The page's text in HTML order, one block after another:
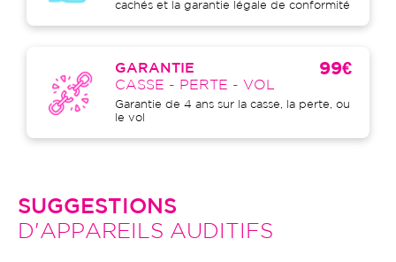
cachés et la garantie légale de conformité
GARANTIE
CASSE - PERTE - VOL
99€
Garantie de 4 ans sur la casse, la perte, ou
le vol
SUGGESTIONS
D'APPAREILS AUDITIFS